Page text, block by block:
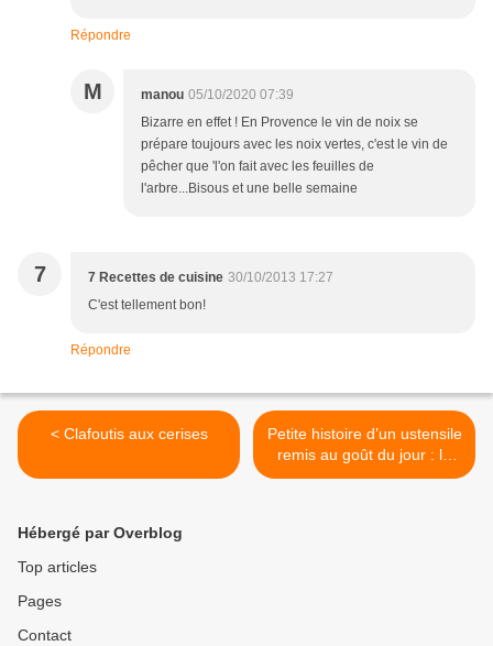
Répondre
M manou 05/10/2020 07:39
Bizarre en effet ! En Provence le vin de noix se
prépare toujours avec les noix vertes, c'est le vin de
pêcher que 'l'on fait avec les feuilles de
l'arbre...Bisous et une belle semaine
7 7 Recettes de cuisine 30/10/2013 17:27
C'est tellement bon!
Répondre
< Clafoutis aux cerises
Petite histoire d’un ustensile
remis au goût du jour : le
tian provençal >
Hébergé par Overblog
Top articles
Pages
Contact